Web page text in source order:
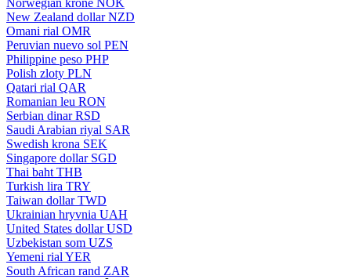
Norwegian krone NOK
New Zealand dollar NZD
Omani rial OMR
Peruvian nuevo sol PEN
Philippine peso PHP
Polish zloty PLN
Qatari rial QAR
Romanian leu RON
Serbian dinar RSD
Saudi Arabian riyal SAR
Swedish krona SEK
Singapore dollar SGD
Thai baht THB
Turkish lira TRY
Taiwan dollar TWD
Ukrainian hryvnia UAH
United States dollar USD
Uzbekistan som UZS
Yemeni rial YER
South African rand ZAR